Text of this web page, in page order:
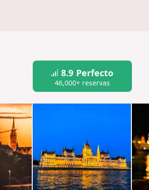
8.9 Perfecto
46,000+ reservas